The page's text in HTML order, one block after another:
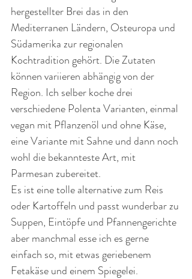
hergestellter Brei das in den
Mediterranen Ländern, Osteuropa und
Südamerika zur regionalen
Kochtradition gehört. Die Zutaten
können variieren abhängig von der
Region. Ich selber koche drei
verschiedene Polenta Varianten, einmal
vegan mit Pflanzenöl und ohne Käse,
eine Variante mit Sahne und dann noch
wohl die bekannteste Art, mit
Parmesan zubereitet.
Es ist eine tolle alternative zum Reis
oder Kartoffeln und passt wunderbar zu
Suppen, Eintöpfe und Pfannengerichte
aber manchmal esse ich es gerne
einfach so, mit etwas geriebenem
Fetakäse und einem Spiegelei.